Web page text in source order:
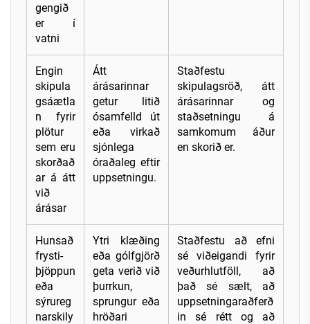
gengið
er í
vatni
Engin
skipula
gsáætla
n fyrir
plötur
sem eru
skorðað
ar á átt
við
árásar
Átt
árásarinnar
getur litið
ósamfelld út
eða virkað
sjónlega
óraðaleg eftir
uppsetningu.
Staðfestu
skipulagsröð, átt
árásarinnar og
staðsetningu á
samkomum áður
en skorið er.
Hunsað
frysti-
þjöppun
eða
sýrureg
narskily
Ytri klæðing
eða gólfgjörð
geta verið við
þurrkun,
sprungur eða
hröðari
Staðfestu að efni
sé viðeigandi fyrir
veðurhlutföll, að
það sé sælt, að
uppsetningaraðferð
in sé rétt og að